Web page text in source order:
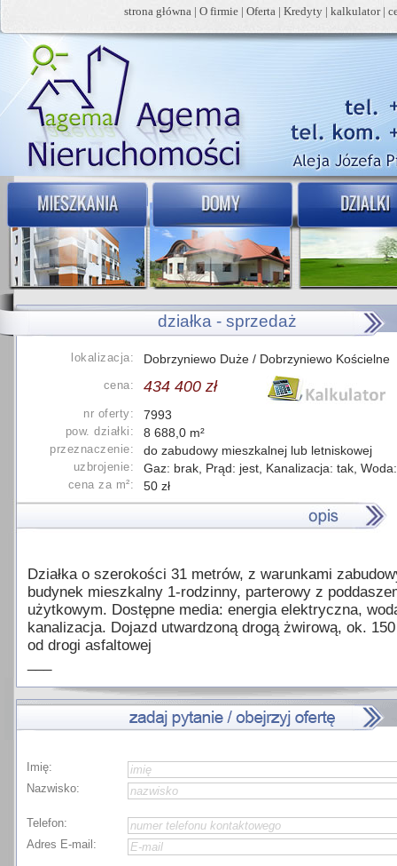
strona główna | O firmie | Oferta | Kredyty | kalkulator|
działka - sprzedaż
lokalizacja: Dobrzyniewo Duże / Dobrzyniewo Kościelne
cena: 434 400 zł
nr oferty: 7993
pow. działki: 8 688,0 m²
przeznaczenie: do zabudowy mieszkalnej lub letniskowej
uzbrojenie: Gaz: brak, Prąd: jest, Kanalizacja: tak,
cena za m²: 50 zł
Działka o szerokości 31 metrów, z warunkami
budynek mieszkalny 1-rodzinny, parterowy z
użytkowym. Dostępne media: energia elektryczna,
kanalizacja. Dojazd utwardzoną drogą żwirową, ok.
od drogi asfaltowej
Imię:
Nazwisko:
Telefon:
Adres E-mail: